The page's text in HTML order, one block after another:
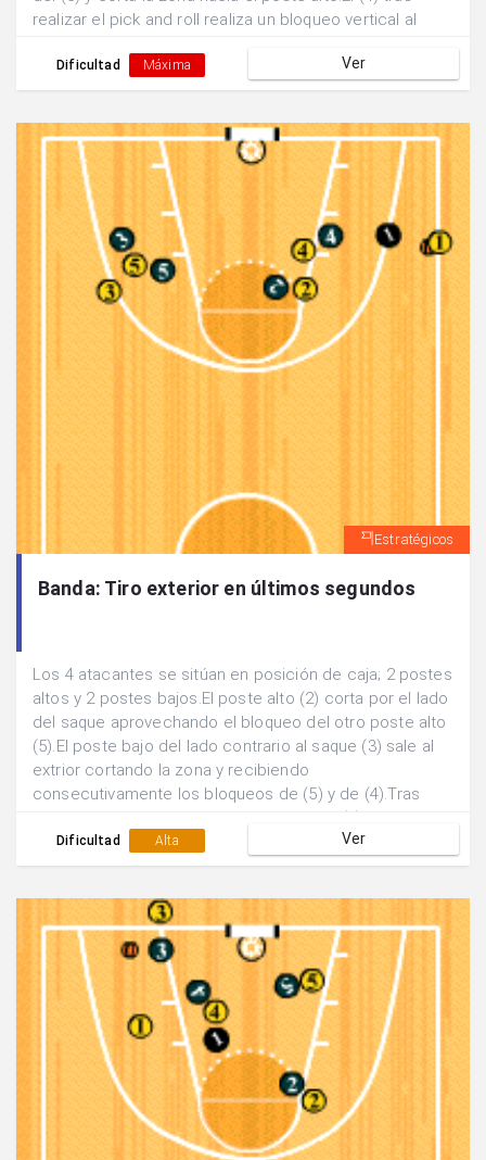
realizar el pick and roll realiza un bloqueo vertical al
a)Pase y finalización exterior por parte del (3). b)Pase
interior y finalización 1x1 del (5).
Dificultad Máxima Ver
Estratégicos
Banda: Tiro exterior en últimos segundos
Los 4 atacantes se sitúan en posición de caja; 2 postes
altos y 2 postes bajos.El poste alto (2) corta por el lado
del saque aprovechando el bloqueo del otro poste alto
(5).El poste bajo del lado contrario al saque (3) sale al
extrior cortando la zona y recibiendo
consecutivamente los bloqueos de (5) y de (4).Tras
tiro exterior.
Dificultad Alta Ver